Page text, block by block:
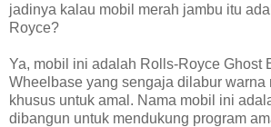
jadinya kalau mobil merah jambu itu
Royce?
Ya, mobil ini adalah Rolls-Royce Ghost
Wheelbase yang sengaja dilabur warna
khusus untuk amal. Nama mobil ini
dibangun untuk mendukung program